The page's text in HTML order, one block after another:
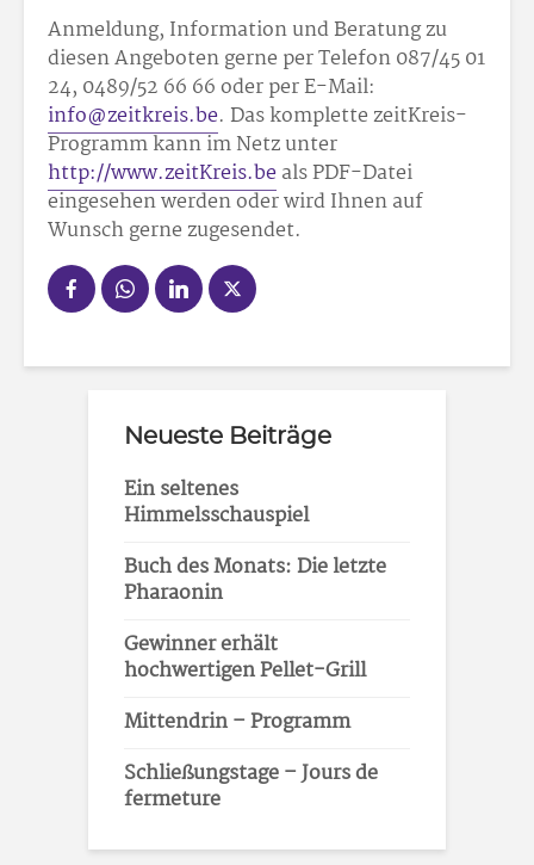
Anmeldung, Information und Beratung zu
diesen Angeboten gerne per Telefon 087/45 01
24, 0489/52 66 66 oder per E-Mail:
info@zeitkreis.be. Das komplette zeitKreis-
Programm kann im Netz unter
http://www.zeitKreis.beals PDF-Datei
eingesehen werden oder wird Ihnen auf
Wunsch gerne zugesendet.
Neueste Beiträge
Ein seltenes
Himmelsschauspiel
Buch des Monats: Die letzte
Pharaonin
Gewinner erhält
hochwertigen Pellet-Grill
Mittendrin – Programm
Schließungstage – Jours de
fermeture